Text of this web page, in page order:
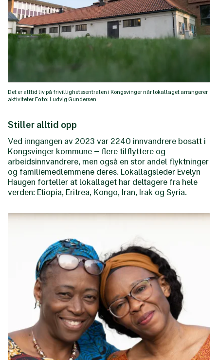
Det er alltid liv på frivillighetssentralen i Kongsvinger når lokallaget arrangerer
aktiviteter. Foto: Ludvig Gundersen
Stiller alltid opp
Ved inngangen av 2023 var 2240 innvandrere bosatt i
Kongsvinger kommune – flere tilflyttere og
arbeidsinnvandrere, men også en stor andel flyktninger
og familiemedlemmene deres. Lokallagsleder Evelyn
Haugen forteller at lokallaget har deltagere fra hele
verden: Etiopia, Eritrea, Kongo, Iran, Irak og Syria.